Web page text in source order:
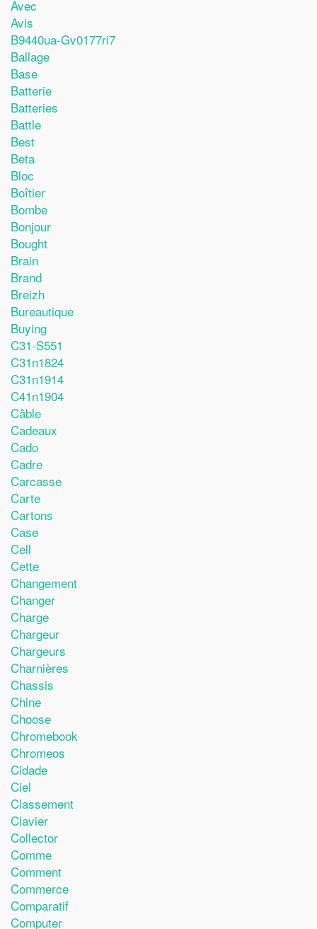
Avec
Avis
B9440ua-Gv0177ri7
Ballage
Base
Batterie
Batteries
Battle
Best
Beta
Bloc
Boîtier
Bombe
Bonjour
Bought
Brain
Brand
Breizh
Bureautique
Buying
C31-S551
C31n1824
C31n1914
C41n1904
Câble
Cadeaux
Cado
Cadre
Carcasse
Carte
Cartons
Case
Cell
Cette
Changement
Changer
Charge
Chargeur
Chargeurs
Charnières
Chassis
Chine
Choose
Chromebook
Chromeos
Cidade
Ciel
Classement
Clavier
Collector
Comme
Comment
Commerce
Comparatif
Computer